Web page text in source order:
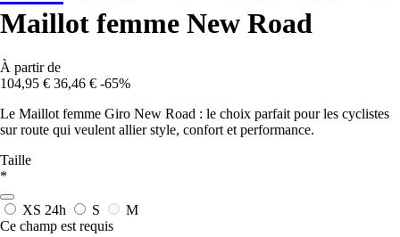
Maillot femme New Road
À partir de
104,95 € 36,46 € -65%
Le Maillot femme Giro New Road : le choix parfait pour les cyclistes
sur route qui veulent allier style, confort et performance.
Taille
*
XS 24h S
M
Ce champ est requis